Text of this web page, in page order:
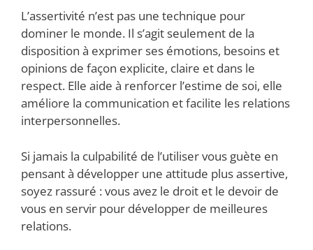
L’assertivité n’est pas une technique pour
dominer le monde. Il s’agit seulement de la
disposition à exprimer ses émotions, besoins et
opinions de façon explicite, claire et dans le
respect. Elle aide à renforcer l’estime de soi, elle
améliore la communication et facilite les relations
interpersonnelles.
Si jamais la culpabilité de l’utiliser vous guète en
pensant à développer une attitude plus assertive,
soyez rassuré : vous avez le droit et le devoir de
vous en servir pour développer de meilleures
relations.